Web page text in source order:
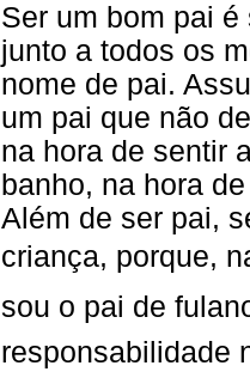
Ser um bom pai
junto a todos os
nome de pai.
um pai que não
na hora de sentir
banho, na hora
Além de ser pai,
criança, porque,
sou o pai de
responsabilidade